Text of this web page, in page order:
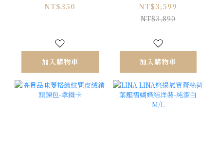
鍊-粉X杏
NT$350
加入購物車
後背包-高貴米白
NT$3,599
NT$3,890
加入購物車